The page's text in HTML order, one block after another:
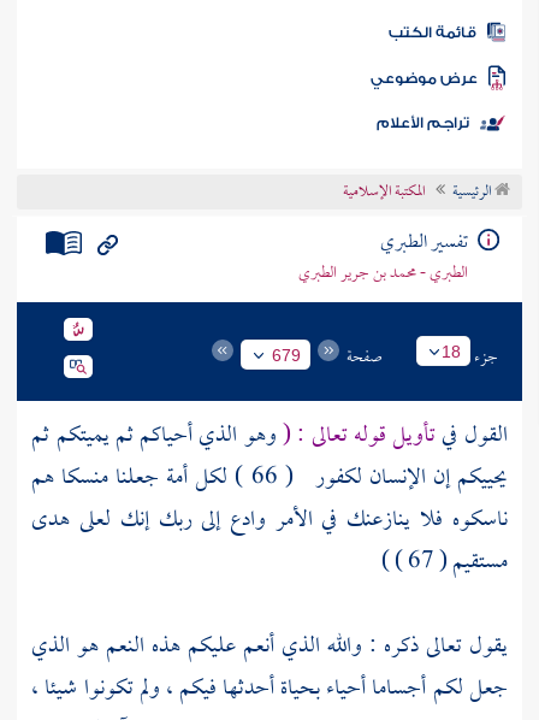
المكتبة
الكتب
موضوعي
تراجم الأعلام
الرئيسية المكتبة الإسلامية
تفسير الطبري
الطبري - محمد بن جرير الطبري
جزء 18 صفحة 679
القول فيتأويل قوله تعالى : (وهو الذي أحياكم ثم يميتكم ثم
يحييكم إن الإنسان لكفور ( 66 )
لكل أمة جعلنا منسكا هم
ناسكوه فلا ينازعنك في الأمر وادع إلى ربك إنك لعلى هدى
مستقيم( 67 ) )
يقول تعالى ذكره : والله الذي أنعم عليكم هذه النعم هو الذي
جعل لكم أجساما أحياء بحياة أحدثها فيكم ، ولم تكونوا شيئا ،